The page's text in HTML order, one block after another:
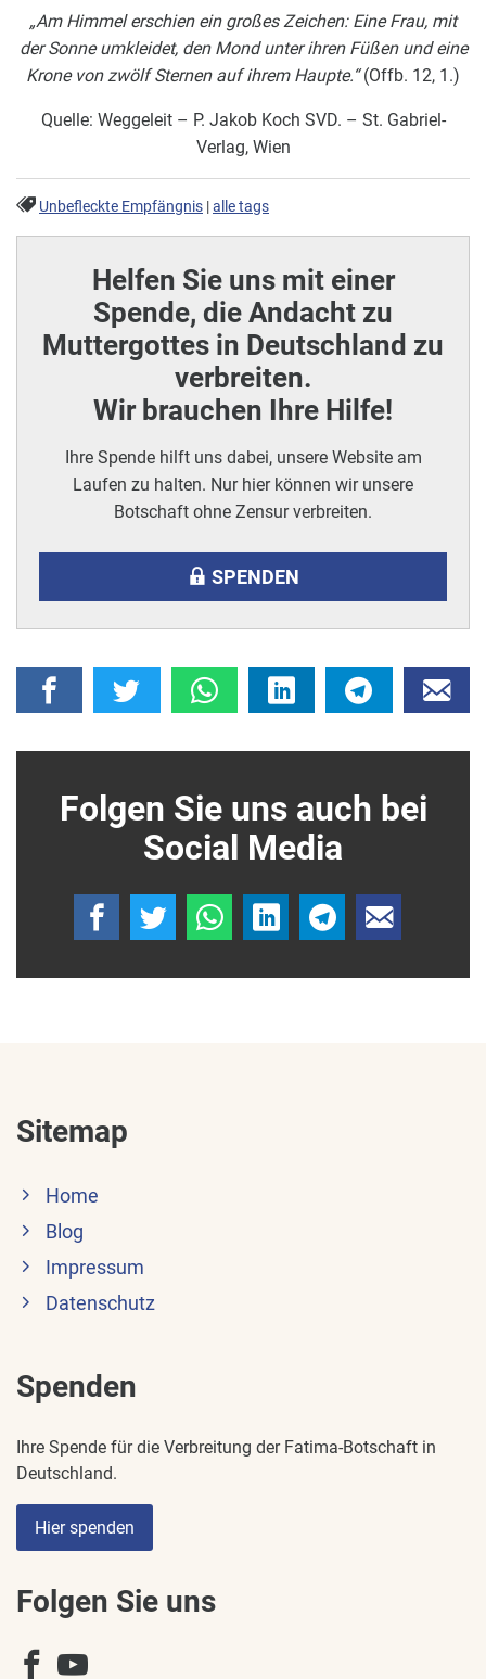
„Am Himmel erschien ein großes Zeichen: Eine Frau, mit
der Sonne umkleidet, den Mond unter ihren Füßen und eine
Krone von zwölf Sternen auf ihrem Haupte.“(Offb. 12, 1.)
Quelle: Weggeleit – P. Jakob Koch SVD. – St. Gabriel-
Verlag, Wien
Unbefleckte Empfängnis |alle tags
Helfen Sie uns mit einer
Spende, die Andacht zu
Muttergottes in Deutschland zu
verbreiten.
Wir brauchen Ihre Hilfe!
Ihre Spende hilft uns dabei, unsere Website am
Laufen zu halten. Nur hier können wir unsere
Botschaft ohne Zensur verbreiten.
SPENDEN
Folgen Sie uns auch bei
Social Media
Sitemap
Home
Blog
Impressum
Datenschutz
Spenden
Ihre Spende für die Verbreitung der Fatima-Botschaft in
Deutschland.
Hier spenden
Folgen Sie uns